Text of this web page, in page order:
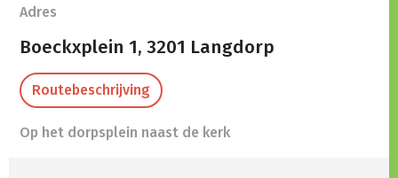
Adres
Boeckxplein 1, 3201 Langdorp
Routebeschrijving
Op het dorpsplein naast de kerk